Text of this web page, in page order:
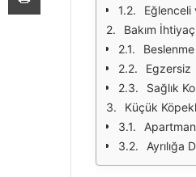
Eğlenceli
Bakım
Beslenme
Egzersiz
Sağlık
Küçük
Ayrılığa